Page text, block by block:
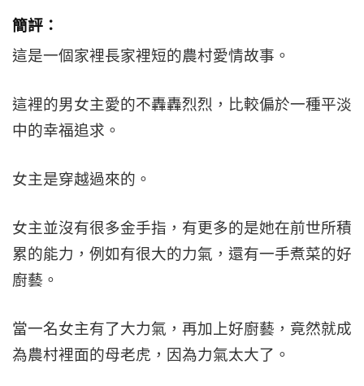
簡評：
這是一個家裡長家裡短的農村愛情故事。
這裡的男女主愛的不轟轟烈烈，比較偏於一種平淡
中的幸福追求。
女主是穿越過來的。
女主並沒有很多金手指，有更多的是她在前世所積
累的能力，例如有很大的力氣，還有一手煮菜的好
廚藝。
當一名女主有了大力氣，再加上好廚藝，竟然就成
為農村裡面的母老虎，因為力氣太大了。